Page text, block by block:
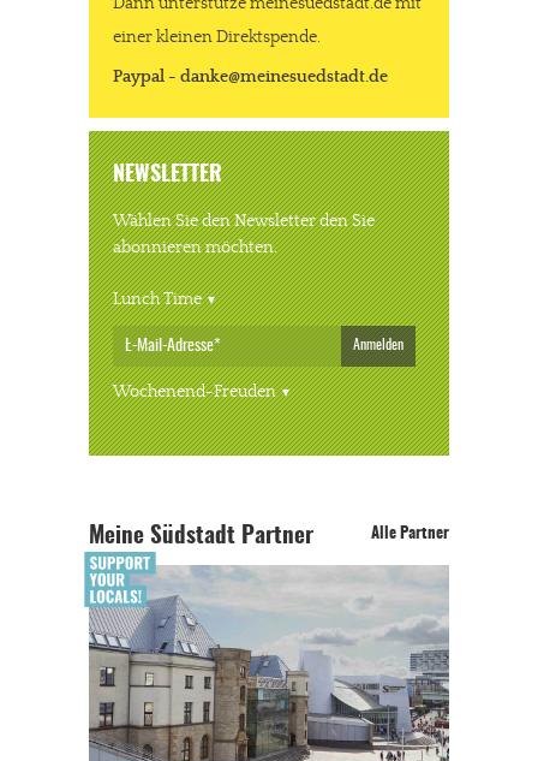
einer kleinen Direktspende.
Paypal - danke@meinesuedstadt.de
NEWSLETTER
Wählen Sie den Newsletter den Sie
abonnieren möchten.
Lunch Time
Anmelden
Wochenend-Freuden
Meine Südstadt Partner Alle Partner